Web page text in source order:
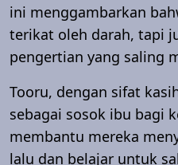
ini menggambarkan
terikat oleh darah, tapi
pengertian yang saling
Tooru, dengan sifat
sebagai sosok ibu bagi
membantu mereka
lalu dan belajar untuk